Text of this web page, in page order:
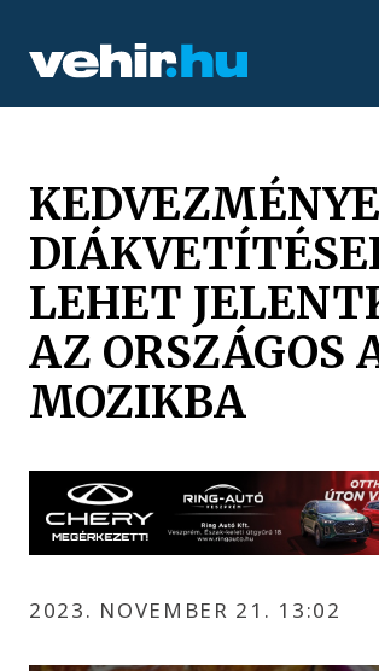
LEHET
AZ ORSZÁGOS
MOZIKBA
2023. NOVEMBER 21. 13:02